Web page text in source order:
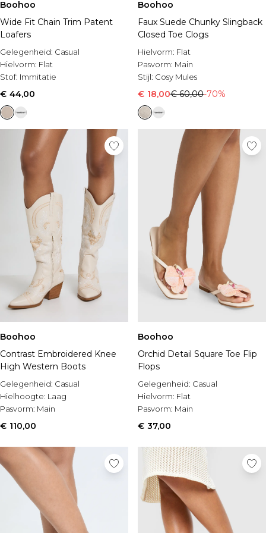
Boohoo
Wide Fit Chain Trim Patent
Loafers
Gelegenheid: Casual
Hielvorm: Flat
Stof: Immitatie
€ 44,00
Boohoo
Faux Suede Chunky Slingback
Closed Toe Clogs
Hielvorm: Flat
Pasvorm: Main
Stijl: Cosy Mules
€ 18,00€ 60,00-70%
Boohoo
Contrast Embroidered Knee
High Western Boots
Gelegenheid: Casual
Hielhoogte: Laag
Pasvorm: Main
€ 110,00
Boohoo
Orchid Detail Square Toe Flip
Flops
Gelegenheid: Casual
Hielvorm: Flat
Pasvorm: Main
€ 37,00